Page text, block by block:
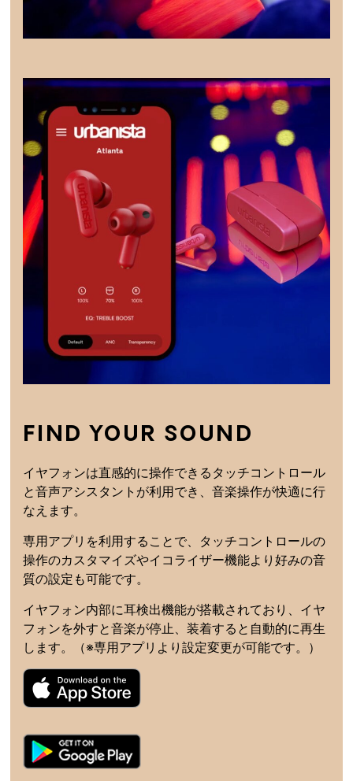
FIND YOUR SOUND
イヤフォンは直感的に操作できるタッチコントロール
と音声アシスタントが利用でき、音楽操作が快適に行
なえます。
専用アプリを利用することで、タッチコントロールの
操作のカスタマイズやイコライザー機能より好みの音
質の設定も可能です。
イヤフォン内部に耳検出機能が搭載されており、イヤ
フォンを外すと音楽が停止、装着すると自動的に再生
します。（※専用アプリより設定変更が可能です。）